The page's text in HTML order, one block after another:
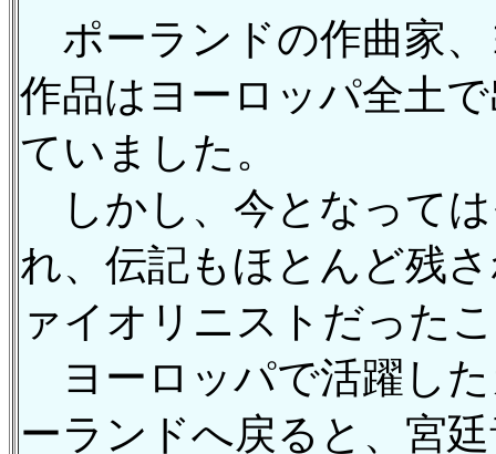
ポーランドの作曲家
作品はヨーロッパ全土
ていました。
しかし、今となって
れ、伝記もほとんど残
ァイオリニストだった
ヨーロッパで活躍した
ーランドへ戻ると、宮